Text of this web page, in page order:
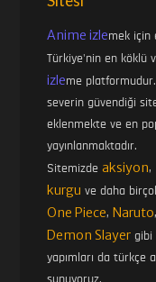
Anime izlemek için
Türkiye'nin en köklü
izleme platformudur.
severin güvendiği
eklenmekte ve en
yayınlanmaktadır.
Sitemizdeaksiyon,
kurgu ve daha
One Piece, Naruto
Demon Slayer gibi
yapımları da türkçe
sunuyoruz.